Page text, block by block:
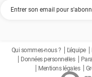
Qui sommes-nous ? L'équipe
Données personnelles
Mentions légales